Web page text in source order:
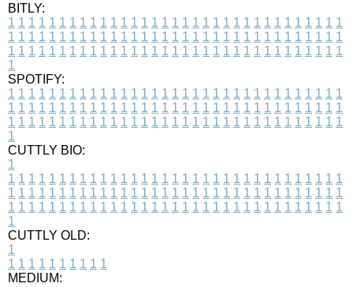
BITLY:
1 1 1 1 1 1 1 1 1 1 1 1 1 1 1 1 1 1 1 1 1 1 1 1 1 1 1 1 1 1 1 1 1
1 1 1 1 1 1 1 1 1 1 1 1 1 1 1 1 1 1 1 1 1 1 1 1 1 1 1 1 1 1 1 1 1
1 1 1 1 1 1 1 1 1 1 1 1 1 1 1 1 1 1 1 1 1 1 1 1 1 1 1 1 1 1 1 1 1
1
SPOTIFY:
1 1 1 1 1 1 1 1 1 1 1 1 1 1 1 1 1 1 1 1 1 1 1 1 1 1 1 1 1 1 1 1 1
1 1 1 1 1 1 1 1 1 1 1 1 1 1 1 1 1 1 1 1 1 1 1 1 1 1 1 1 1 1 1 1 1
1 1 1 1 1 1 1 1 1 1 1 1 1 1 1 1 1 1 1 1 1 1 1 1 1 1 1 1 1 1 1 1 1
1
CUTTLY BIO:
1
1 1 1 1 1 1 1 1 1 1 1 1 1 1 1 1 1 1 1 1 1 1 1 1 1 1 1 1 1 1 1 1 1
1 1 1 1 1 1 1 1 1 1 1 1 1 1 1 1 1 1 1 1 1 1 1 1 1 1 1 1 1 1 1 1 1
1 1 1 1 1 1 1 1 1 1 1 1 1 1 1 1 1 1 1 1 1 1 1 1 1 1 1 1 1 1 1 1 1
1
CUTTLY OLD:
1
1 1 1 1 1 1 1 1 1 1
MEDIUM: